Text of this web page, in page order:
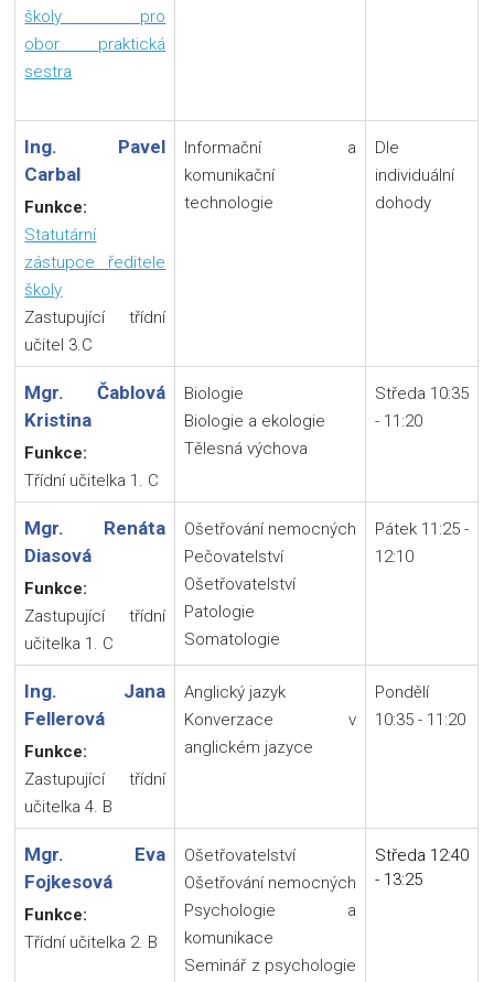
školy pro
obor praktická
sestra
Ing. Pavel
Carbal
Funkce:
Statutární
zástupce ředitele
školy
Zastupující třídní
učitel 3.C
Informační a
komunikační
technologie
Dle
individuální
dohody
Mgr. Čablová
Kristina
Funkce:
Třídní učitelka 1. C
Biologie
Biologie a ekologie
Tělesná výchova
Středa 10:35
- 11:20
Mgr. Renáta
Diasová
Funkce:
Zastupující třídní
učitelka 1. C
Ošetřování nemocných
Pečovatelství
Ošetřovatelství
Patologie
Somatologie
Pátek 11:25 -
12:10
Ing. Jana
Fellerová
Funkce:
Zastupující třídní
učitelka 4. B
Anglický jazyk
Konverzace v
anglickém jazyce
Pondělí
10:35 - 11:20
Mgr. Eva
Fojkesová
Funkce:
Třídní učitelka 2. B
Ošetřovatelství
Ošetřování nemocných
Psychologie a
komunikace
Seminář z psychologie
Středa 12:40
- 13:25